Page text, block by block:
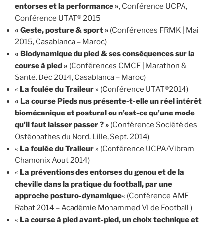
entorses et la performance », Conférence UCPA,
Conférence UTAT® 2015
« Geste, posture & sport » (Conférences FRMK | Mai
2015, Casablanca – Maroc)
« Biodynamique du pied & ses conséquences sur la
course à pied » (Conférences CMCF | Marathon &
Santé. Déc 2014, Casablanca – Maroc)
« La foulée du Traileur » (Conférence UTAT®2014)
« La course Pieds nus présente-t-elle un réel intérêt
biomécanique et postural ou n’est-ce qu’une mode
qu’il faut laisser passer ? » (Conférence Société des
Ostéopathes du Nord. Lille, Sept. 2014)
« La foulée du Traileur » (Conférence UCPA/Vibram
Chamonix Aout 2014)
« La préventions des entorses du genou et de la
cheville dans la pratique du football, par une
approche posturo-dynamique« (Conférence AMF
Rabat 2014 – Académie Mohammed VI de Football )
« La course à pied avant-pied, un choix technique et